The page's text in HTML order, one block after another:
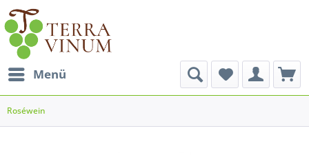
Menü
Roséwein